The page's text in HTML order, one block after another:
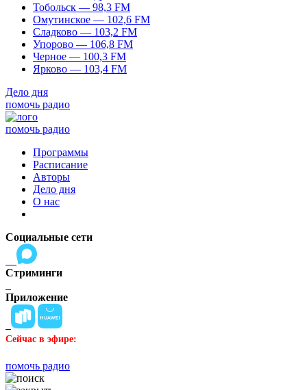
Тобольск — 98,3 FM
Омутинское — 102,6 FM
Сладково — 103,2 FM
Упорово — 106,8 FM
Черное — 100,3 FM
Ярково — 103,4 FM
Дело дня
помочь радио
помочь радио
Программы
Расписание
Авторы
Дело дня
О нас
Социальные сети
Стриминги
Приложение
Сейчас в эфире:
помочь радио